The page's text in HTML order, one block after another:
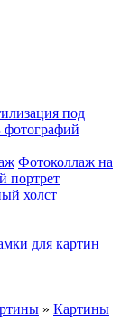
под
фотографий
Фотоколлаж на
портрет
холст
для картин
» Картины